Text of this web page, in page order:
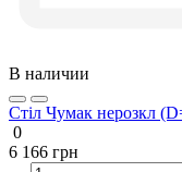
В наличии
Стіл Чумак нерозкл
0
6 166 грн